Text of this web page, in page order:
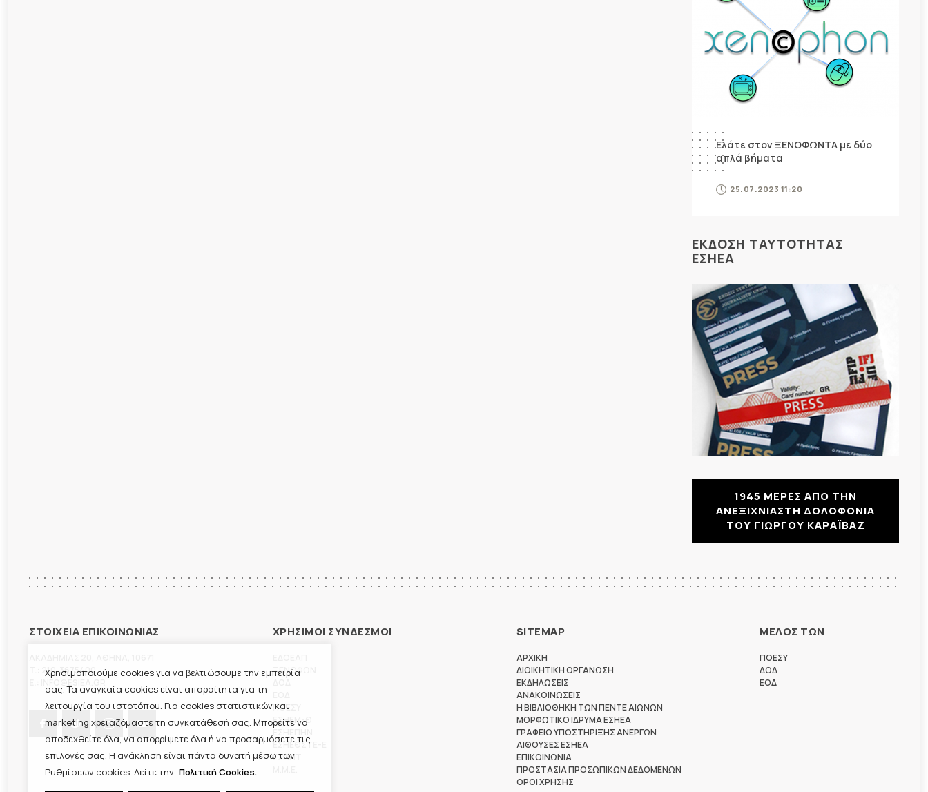
Χρησιμοποιούμε cookies για να βελτιώσουμε την εμπειρία
σας. Τα αναγκαία cookies είναι απαραίτητα για τη
λειτουργία του ιστοτόπου. Για cookies στατιστικών και
marketing χρειαζόμαστε τη συγκατάθεσή σας. Μπορείτε να
αποδεχθείτε όλα, να απορρίψετε όλα ή να προσαρμόσετε τις
επιλογές σας. Η ανάκληση είναι πάντα δυνατή μέσω των
Ρυθμίσεων cookies. Δείτε την Πολιτική Cookies.
Ελάτε στον ΞΕΝΟΦΩΝΤΑ με δύο
απλά βήματα
25.07.2023 11:20
ΕΚΔΟΣΗ ΤΑΥΤΟΤΗΤΑΣ
ΕΣΗΕΑ
1945 ΜΕΡΕΣ ΑΠΟ ΤΗΝ
ΑΝΕΞΙΧΝΙΑΣΤΗ ΔΟΛΟΦΟΝΙΑ
ΤΟΥ ΓΙΩΡΓΟΥ ΚΑΡΑΪΒΑΖ
ΣΤΟΙΧΕΙΑ ΕΠΙΚΟΙΝΩΝΙΑΣ
210-3675400
ΧΡΗΣΙΜΟΙ ΣΥΝΔΕΣΜΟΙ
ΞΕΝΟΦΩΝ
ΠΟΕΣΥ
ΕΣΗΕΜ-Θ
ΕΣΗΕΘΣΤΕ-Ε
ΕΣΠΗΤ
SITEMAP
ΑΡΧΙΚΗ
ΔΙΟΙΚΗΤΙΚΗ ΟΡΓΑΝΩΣΗ
ΕΚΔΗΛΩΣΕΙΣ
ΑΝΑΚΟΙΝΩΣΕΙΣ
Η ΒΙΒΛΙΟΘΗΚΗ ΤΩΝ ΠΕΝΤΕ ΑΙΩΝΩΝ
ΜΟΡΦΩΤΙΚΟ ΙΔΡΥΜΑ ΕΣΗΕΑ
ΓΡΑΦΕΙΟ ΥΠΟΣΤΗΡΙΞΗΣ ΑΝΕΡΓΩΝ
ΑΙΘΟΥΣΕΣ ΕΣΗΕΑ
ΕΠΙΚΟΙΝΩΝΙΑ
ΠΡΟΣΤΑΣΙΑ ΠΡΟΣΩΠΙΚΩΝ ΔΕΔΟΜΕΝΩΝ
ΟΡΟΙ ΧΡΗΣΗΣ
ΜΕΛΟΣ ΤΩΝ
ΠΟΕΣΥ
ΔΟΔ
ΕΟΔ